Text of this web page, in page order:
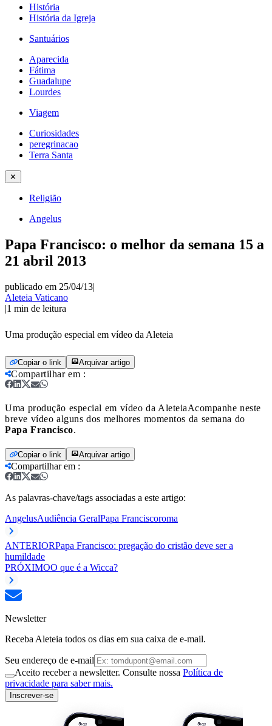
História
História da Igreja
Santuários
Aparecida
Fátima
Guadalupe
Lourdes
Viagem
Curiosidades
peregrinacao
Terra Santa
✕
Religião
Angelus
Papa Francisco: o melhor da semana 15 a
21 abril 2013
publicado em 25/04/13|
Aleteia Vaticano
|1 min de leitura
Uma produção especial em vídeo da Aleteia
Copiar o link Arquivar artigo
Compartilhar em :
Uma produção especial em vídeo da AleteiaAcompanhe neste
breve vídeo alguns dos melhores momentos da semana do
Papa Francisco.
Copiar o link Arquivar artigo
Compartilhar em :
As palavras-chave/tags associadas a este artigo:
AngelusAudiência GeralPapa Franciscoroma
ANTERIORPapa Francisco: pregação do cristão deve ser a
humildade
PRÓXIMOO que é a Wicca?
Newsletter
Receba Aleteia todos os dias em sua caixa de e-mail.
Seu endereço de e-mail
Aceito receber a newsletter. Consulte nossa Política de
privacidade para saber mais.
Inscrever-se